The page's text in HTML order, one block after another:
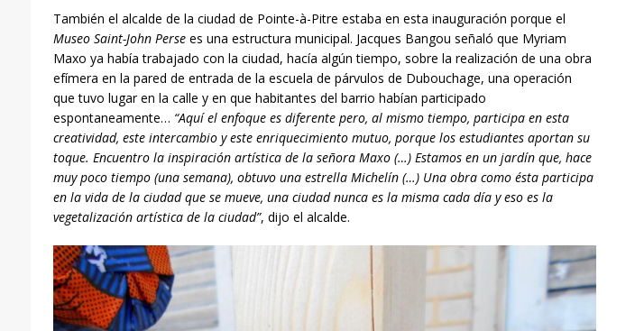
También el alcalde de la ciudad de Pointe-à-Pitre estaba en esta inauguración porque el
Museo Saint-John Persees una estructura municipal. Jacques Bangou señaló que Myriam
Maxo ya había trabajado con la ciudad, hacía algún tiempo, sobre la realización de una obra
efímera en la pared de entrada de la escuela de párvulos de Dubouchage, una operación
que tuvo lugar en la calle y en que habitantes del barrio habían participado
espontaneamente… “Aquí el enfoque es diferente pero, al mismo tiempo, participa en esta
creatividad, este intercambio y este enriquecimiento mutuo, porque los estudiantesaportan su
toque. Encuentro la inspiración artística de la señora Maxo (…) Estamos en un jardín que, hace
muy poco tiempo (una semana), obtuvo una estrella Michelín (…) Una obra como ésta participa
en la vida de la ciudad que se mueve, una ciudad nunca es la misma cada día y eso es la
vegetalización artística de la ciudad”, dijo el alcalde.